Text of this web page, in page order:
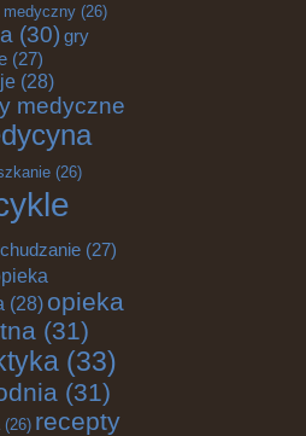
(26)
(30) gry
(27)
(28)
medyczne
(26)
(27)
(28) opieka
(31)
(33)
(31)
(26) recepty